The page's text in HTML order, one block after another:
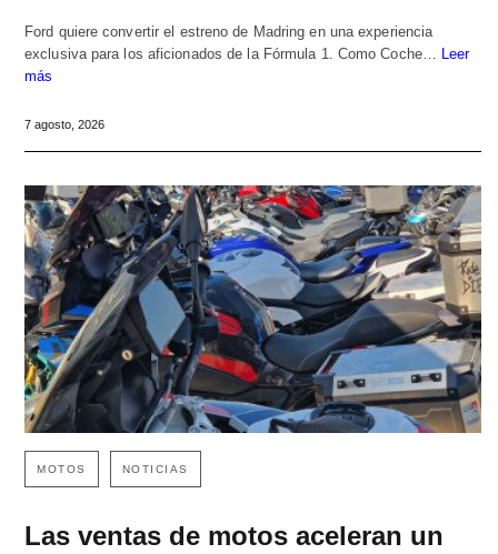
Ford quiere convertir el estreno de Madring en una experiencia
exclusiva para los aficionados de la Fórmula 1. Como Coche… Leer
más
7 agosto, 2026
MOTOS NOTICIAS
Las ventas de motos aceleran un